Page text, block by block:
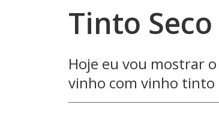
Tinto Seco
Hoje eu vou mostrar
vinho com vinho tinto